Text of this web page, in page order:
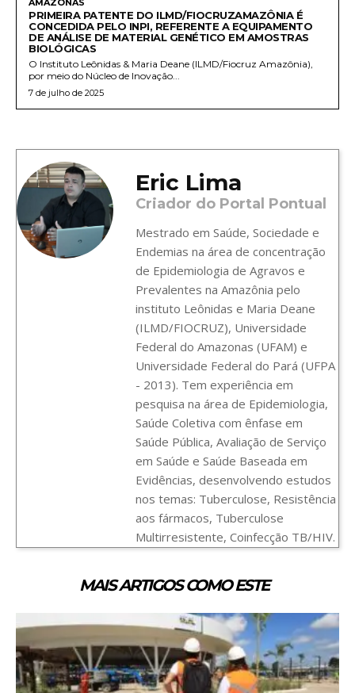
PRIMEIRA PATENTE DO ILMD/FIOCRUZAMAZÔNIA É
CONCEDIDA PELO INPI, REFERENTE A EQUIPAMENTO
DE ANÁLISE DE MATERIAL GENÉTICO EM AMOSTRAS
BIOLÓGICAS
O Instituto Leônidas & Maria Deane (ILMD/Fiocruz Amazônia),
por meio do Núcleo de Inovação...
7 de julho de 2025
Eric Lima
Criador do Portal Pontual
Mestrado em Saúde, Sociedade e
Endemias na área de concentração
de Epidemiologia de Agravos e
Prevalentes na Amazônia pelo
instituto Leônidas e Maria Deane
(ILMD/FIOCRUZ), Universidade
Federal do Amazonas (UFAM) e
Universidade Federal do Pará (UFPA
- 2013). Tem experiência em
pesquisa na área de Epidemiologia,
Saúde Coletiva com ênfase em
Saúde Pública, Avaliação de Serviço
em Saúde e Saúde Baseada em
Evidências, desenvolvendo estudos
nos temas: Tuberculose, Resistência
aos fármacos, Tuberculose
Multirresistente, Coinfecção TB/HIV.
MAIS ARTIGOS COMO ESTE